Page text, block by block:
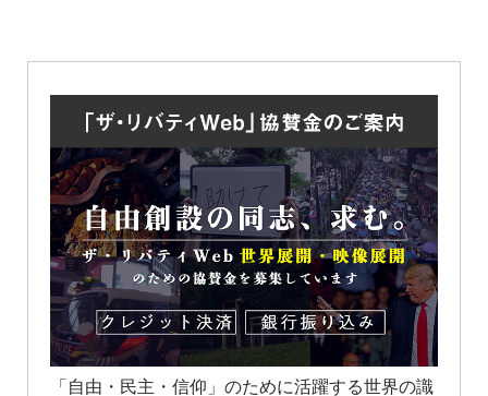
「自由・民主・信仰」のために活躍する世界の識